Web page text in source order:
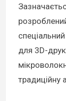
для 3D-
традиційну